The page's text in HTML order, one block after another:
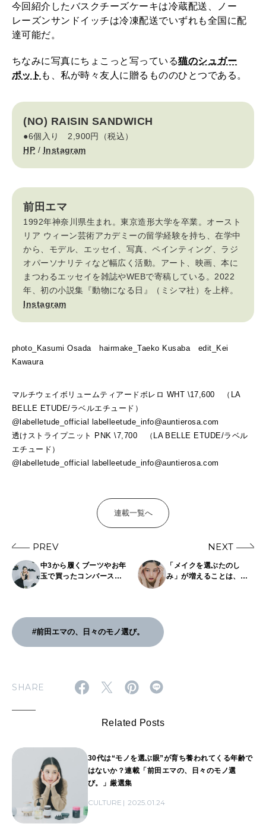
今回紹介したバスクチーズケーキは冷蔵配送、ノー
レーズンサンドイッチは冷凍配送でいずれも全国に配
達可能だ。
ちなみに写真にちょこっと写っている猫のシュガー
ポット も、私が時々友人に贈るもののひとつである。
(NO) RAISIN SANDWICH
●6個入り 2,900円（税込）
HP / Instagram
前田エマ
1992年神奈川県生まれ。東京造形大学を卒業。オースト
リア ウィーン芸術アカデミーの留学経験を持ち、在学中
から、モデル、エッセイ、写真、ペインティング、ラジ
オパーソナリティなど幅広く活動。アート、映画、本に
まつわるエッセイを雑誌やWEBで寄稿している。2022
年、初の小説集『動物になる日』（ミシマ社）を上梓。
Instagram
photo_Kasumi Osada hairmake_Taeko Kusaba edit_Kei
Kawaura
マルチウェイボリュームティアードボレロ WHT \17,600 （LA
BELLE ETUDE/ラベルエチュード）
@labelletude_official labelleetude_info@auntierosa.com
透けストライプニット PNK \7,700 （LA BELLE ETUDE/ラベル
エチュード）
@labelletude_official labelleetude_info@auntierosa.com
連載一覧へ
PREV
中3から履くブーツやお年
玉で買ったコンバース。
NEXT
「メイクを選ぶたのし
み」が増えることは、小
#前田エマの、日々のモノ選び。
SHARE
Related Posts
30代は“モノを選ぶ眼”が育ち養われてくる年齢で
はないか？連載「前田エマの、日々のモノ選
び。」厳選集
CULTURE 2025.01.24